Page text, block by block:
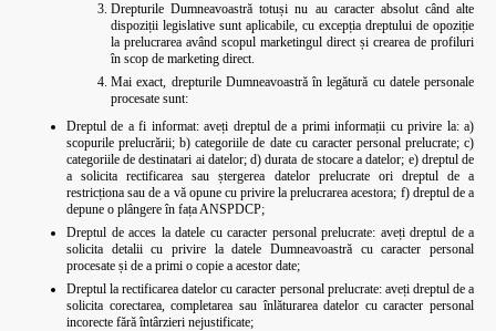
Drepturile Dumneavoastră totuși nu au caracter absolut când alte
dispoziții legislative sunt aplicabile, cu excepția dreptului de opoziție
la prelucrarea având scopul marketingul direct și crearea de profiluri
în scop de marketing direct.
Mai exact, drepturile Dumneavoastră în legătură cu datele personale
procesate sunt:
Dreptul de a fi informat: aveți dreptul de a primi informații cu privire la: a)
scopurile prelucrării; b) categoriile de date cu caracter personal prelucrate; c)
categoriile de destinatari ai datelor; d) durata de stocare a datelor; e) dreptul de
a solicita rectificarea sau ștergerea datelor prelucrate ori dreptul de a
restricționa sau de a vă opune cu privire la prelucrarea acestora; f) dreptul de a
depune o plângere în fața ANSPDCP;
Dreptul de acces la datele cu caracter personal prelucrate: aveți dreptul de a
solicita detalii cu privire la datele Dumneavoastră cu caracter personal
procesate și de a primi o copie a acestor date;
Dreptul la rectificarea datelor cu caracter personal prelucrate: aveți dreptul de a
solicita corectarea, completarea sau înlăturarea datelor cu caracter personal
incorecte fără întârzieri nejustificate;